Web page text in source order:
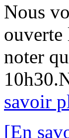
Nous
ouverte
noter
savoir
[En